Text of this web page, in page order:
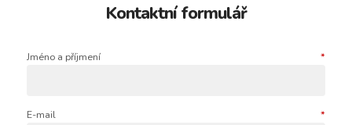
Kontaktní formulář
Jméno a příjmení *
E-mail *